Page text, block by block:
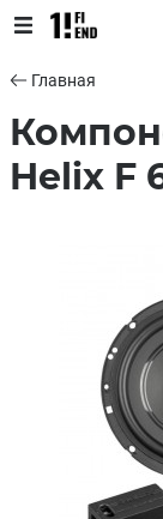
Главная
Helix F